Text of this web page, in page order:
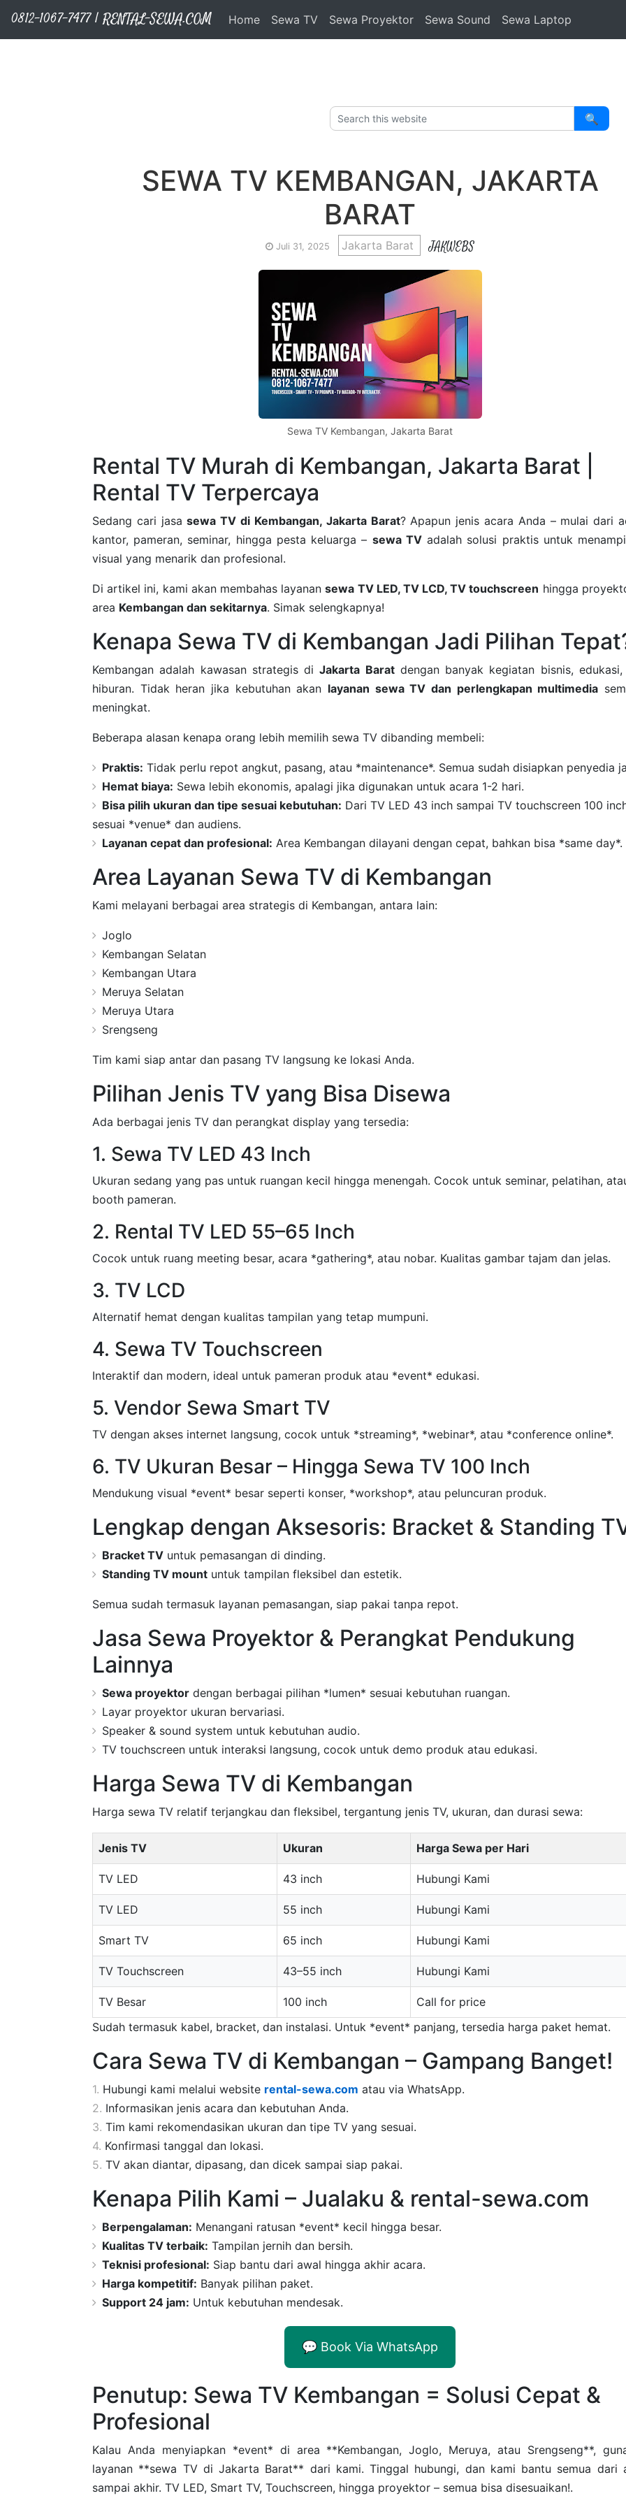
RENTAL-SEWA.COM
Layanan Kami
Sewa Sound System
Sewa TV Matador
Sewa Proyektor
Sewa Videotron
0812-1067-7477 | RENTAL-SEWA.COM Home Sewa TV Sewa Proyektor Sewa Sound Sewa Laptop
🔍
SEWA TV KEMBANGAN, JAKARTA
BARAT
Juli 31, 2025 Jakarta Barat JAKWEBS
Sewa TV Kembangan, Jakarta Barat
Rental TV Murah di Kembangan, Jakarta Barat |
Rental TV Terpercaya
Sedang cari jasasewa TV di Kembangan, Jakarta Barat? Apapun jenis acara Anda – mulai dari
kantor, pameran, seminar, hingga pesta keluarga – sewa TVadalah solusi praktis untuk
visual yang menarik dan profesional.
Di artikel ini, kami akan membahas layanansewa TV LED, TV LCD, TV touchscreen hingga
area Kembangan dan sekitarnya. Simak selengkapnya!
Kenapa Sewa TV di Kembangan Jadi Pilihan
Kembangan adalah kawasan strategis diJakarta Baratdengan banyak kegiatan bisnis, edukasi,
hiburan. Tidak heran jika kebutuhan akan layanan sewa TV dan perlengkapan multimedia
meningkat.
Beberapa alasan kenapa orang lebih memilih sewa TV dibanding membeli:
Praktis: Tidak perlu repot angkut, pasang, atau *maintenance*. Semua sudah disiapkan penyedia
Hemat biaya: Sewa lebih ekonomis, apalagi jika digunakan untuk acara 1-2 hari.
Bisa pilih ukuran dan tipe sesuai kebutuhan: Dari TV LED 43 inch sampai TV touchscreen 100
sesuai *venue* dan audiens.
Layanan cepat dan profesional: Area Kembangan dilayani dengan cepat, bahkan bisa *same day*.
Area Layanan Sewa TV di Kembangan
Kami melayani berbagai area strategis di Kembangan, antara lain:
Joglo
Kembangan Selatan
Kembangan Utara
Meruya Selatan
Meruya Utara
Srengseng
Tim kami siap antar dan pasang TV langsung ke lokasi Anda.
Pilihan Jenis TV yang Bisa Disewa
Ada berbagai jenis TV dan perangkat display yang tersedia:
1. Sewa TV LED 43 Inch
Ukuran sedang yang pas untuk ruangan kecil hingga menengah. Cocok untuk seminar, pelatihan,
booth pameran.
2. Rental TV LED 55–65 Inch
Cocok untuk ruang meeting besar, acara *gathering*, atau nobar. Kualitas gambar tajam dan jelas.
3. TV LCD
Alternatif hemat dengan kualitas tampilan yang tetap mumpuni.
4. Sewa TV Touchscreen
Interaktif dan modern, ideal untuk pameran produk atau *event* edukasi.
5. Vendor Sewa Smart TV
TV dengan akses internet langsung, cocok untuk *streaming*, *webinar*, atau *conference online*.
6. TV Ukuran Besar – Hingga Sewa TV 100 Inch
Mendukung visual *event* besar seperti konser, *workshop*, atau peluncuran produk.
Lengkap dengan Aksesoris: Bracket & Standing
Bracket TV untuk pemasangan di dinding.
Standing TV mount untuk tampilan fleksibel dan estetik.
Semua sudah termasuk layanan pemasangan, siap pakai tanpa repot.
Jasa Sewa Proyektor & Perangkat Pendukung
Lainnya
Sewa proyektor dengan berbagai pilihan *lumen* sesuai kebutuhan ruangan.
Layar proyektor ukuran bervariasi.
Speaker & sound system untuk kebutuhan audio.
TV touchscreen untuk interaksi langsung, cocok untuk demo produk atau edukasi.
Harga Sewa TV di Kembangan
Harga sewa TV relatif terjangkau dan fleksibel, tergantung jenis TV, ukuran, dan durasi sewa:
Jenis TV Ukuran Harga Sewa per Hari
TV LED 43 inch Hubungi Kami
TV LED 55 inch Hubungi Kami
Smart TV 65 inch Hubungi Kami
TV Touchscreen 43–55 inch Hubungi Kami
TV Besar 100 inch
Call for price
Sudah termasuk kabel, bracket, dan instalasi. Untuk *event* panjang, tersedia harga paket hemat.
Cara Sewa TV di Kembangan – Gampang Banget!
Hubungi kami melalui website rental-sewa.com atau via WhatsApp.
Informasikan jenis acara dan kebutuhan Anda.
Tim kami rekomendasikan ukuran dan tipe TV yang sesuai.
Konfirmasi tanggal dan lokasi.
TV akan diantar, dipasang, dan dicek sampai siap pakai.
Kenapa Pilih Kami – Jualaku & rental-sewa.com
Berpengalaman: Menangani ratusan *event* kecil hingga besar.
Kualitas TV terbaik: Tampilan jernih dan bersih.
Teknisi profesional: Siap bantu dari awal hingga akhir acara.
Harga kompetitif: Banyak pilihan paket.
Support 24 jam: Untuk kebutuhan mendesak.
💬 Book Via WhatsApp
Penutup: Sewa TV Kembangan = Solusi Cepat &
Profesional
Kalau Anda menyiapkan *event* di area **Kembangan, Joglo, Meruya, atau Srengseng**,
layanan **sewa TV di Jakarta Barat** dari kami. Tinggal hubungi, dan kami bantu semua dari
sampai akhir. TV LED, Smart TV, Touchscreen, hingga proyektor – semua bisa disesuaikan!.